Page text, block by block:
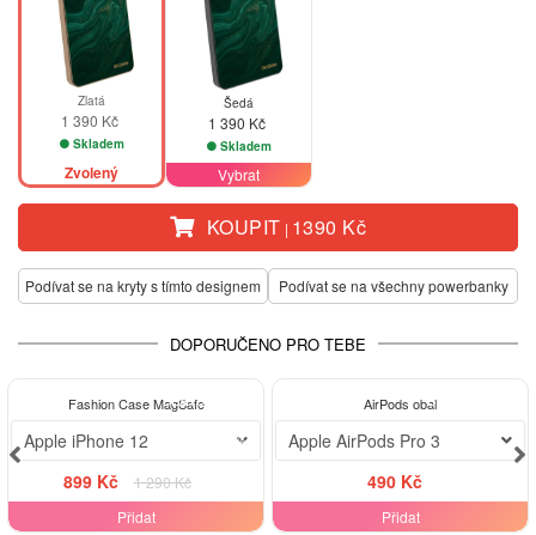
Zlatá
1 390 Kč
Skladem
Zvolený
Šedá
1 390 Kč
Skladem
Vybrat
KOUPIT | 1390 Kč
Podívat se na kryty s tímto designem Podívat se na všechny powerbanky
DOPORUČENO PRO TEBE
BESTSELLER
-30%
Fashion Case MagSafe
Apple iPhone 12
899 Kč
1 290 Kč
Přidat
BESTSELLER
AirPods obal
Apple AirPods Pro 3
490 Kč
Přidat